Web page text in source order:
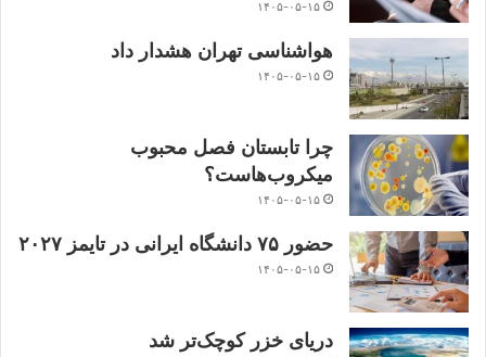
۱۴۰۵-۰۵-۱۵
هواشناسی تهران هشدار داد
۱۴۰۵-۰۵-۱۵
چرا تابستان فصل محبوب
میکروب‌هاست؟
۱۴۰۵-۰۵-۱۵
حضور ۷۵ دانشگاه ایرانی در تایمز ۲۰۲۷
۱۴۰۵-۰۵-۱۵
دریای خزر کوچک‌تر شد